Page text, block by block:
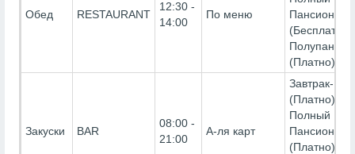
Обед RESTAURANT
12:30 -
14:00
По меню
Пансион-
(Бесплатно),
(Платно)
Закуски BAR
08:00 -
21:00
А-ля карт
Завтрак-
(Платно),
Полный
Пансион-
(Платно),